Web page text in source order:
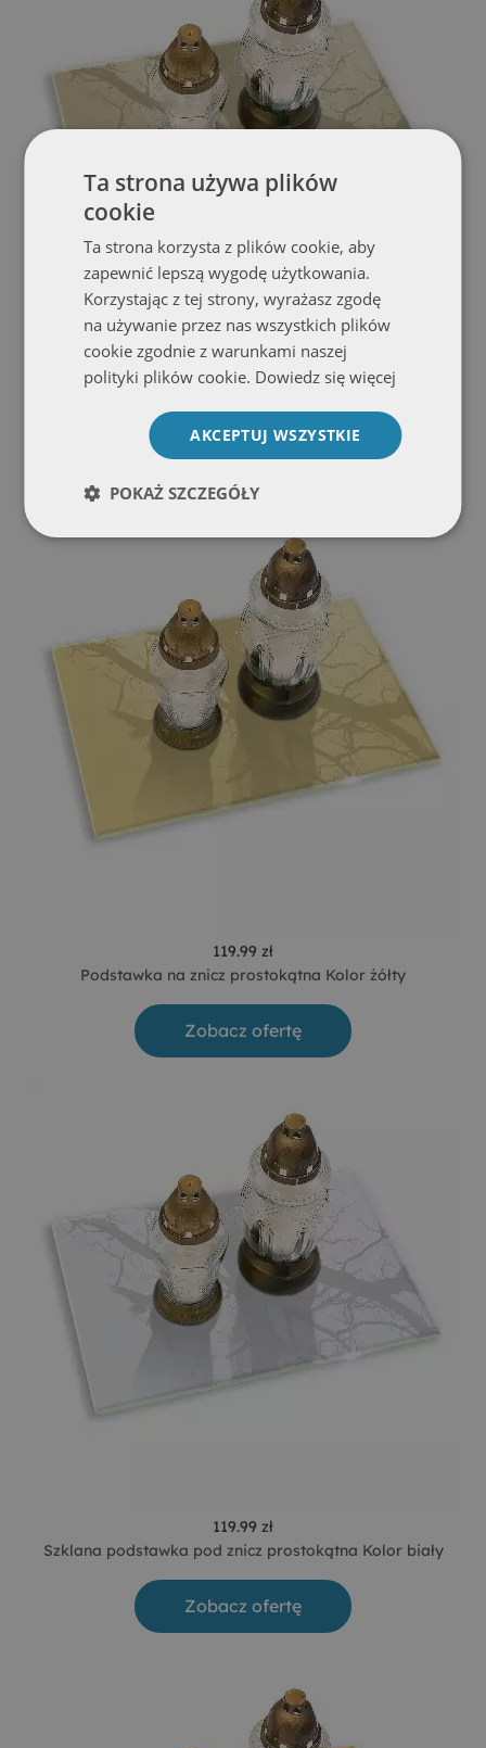
119.99 zł
Zobacz ofertę
119.99 zł
Podstawka na znicz prostokątna Kolor żółty
Zobacz ofertę
119.99 zł
Szklana podstawka pod znicz prostokątna Kolor biały
Zobacz ofertę
Ta strona używa plików
cookie
Ta strona korzysta z plików cookie, aby
zapewnić lepszą wygodę użytkowania.
Korzystając z tej strony, wyrażasz zgodę
na używanie przez nas wszystkich plików
cookie zgodnie z warunkami naszej
polityki plików cookie. Dowiedz się więcej
AKCEPTUJ WSZYSTKIE
POKAŻ SZCZEGÓŁY